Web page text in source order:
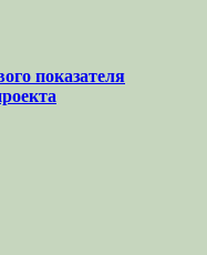
показателя